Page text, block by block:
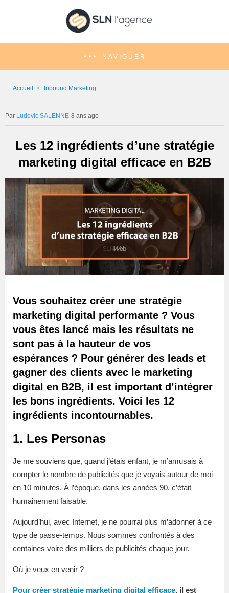
NAVIGUER
Accueil Inbound Marketing
Ludovic SALENNE 8 ans ago
Les 12 ingrédients d’une stratégie
marketing digital efficace en B2B
Vous souhaitez créer une stratégie
marketing digital performante ? Vous
vous êtes lancé mais les résultats ne
sont pas à la hauteur de vos
espérances ? Pour générer des leads et
gagner des clients avec le marketing
digital en B2B, il est important d’intégrer
les bons ingrédients. Voici les 12
ingrédients incontournables.
1. Les Personas
Je me souviens que, quand j’étais enfant, je m’amusais à
compter le nombre de publicités que je voyais autour de moi
en 10 minutes. À l’époque, dans les années 90, c’était
humainement faisable.
Aujourd’hui, avec Internet, je ne pourrai plus m’adonner à ce
type de passe-temps. Nous sommes confrontés à des
centaines voire des milliers de publicités chaque jour.
Où je veux en venir ?
Pour créer stratégie marketing digital efficace, il est